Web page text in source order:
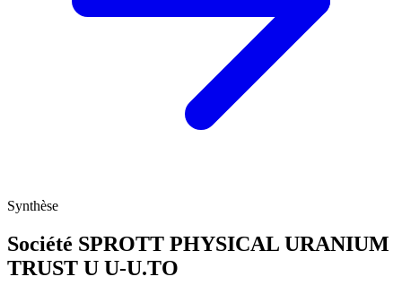
Synthèse
Société SPROTT PHYSICAL URANIUM
TRUST U U-U.TO